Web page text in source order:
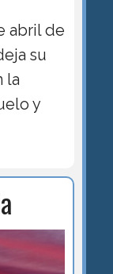
abril de
su
la
y